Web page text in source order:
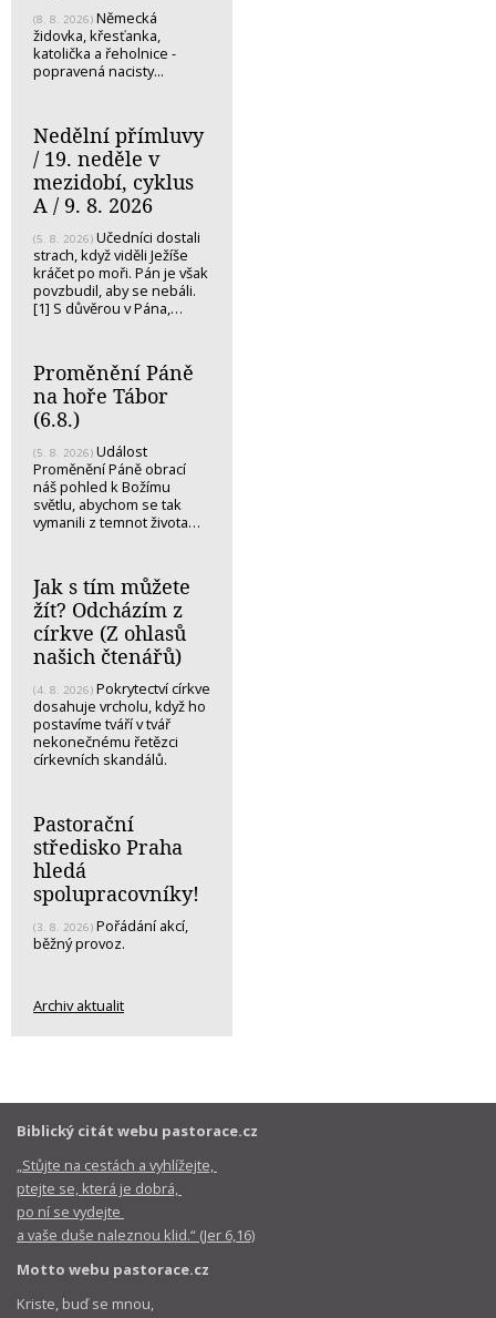
(8. 8. 2026) Německá
židovka, křesťanka,
katolička a řeholnice -
popravená nacisty...
Nedělní přímluvy
/ 19. neděle v
mezidobí, cyklus
A / 9. 8. 2026
(5. 8. 2026) Učedníci dostali
strach, když viděli Ježíše
kráčet po moři. Pán je však
povzbudil, aby se nebáli.
[1] S důvěrou v Pána,…
Proměnění Páně
na hoře Tábor
(6.8.)
(5. 8. 2026) Událost
Proměnění Páně obrací
náš pohled k Božímu
světlu, abychom se tak
vymanili z temnot života…
Jak s tím můžete
žít? Odcházím z
církve (Z ohlasů
našich čtenářů)
(4. 8. 2026) Pokrytectví církve
dosahuje vrcholu, když ho
postavíme tváří v tvář
nekonečnému řetězci
církevních skandálů.
Pastorační
středisko Praha
hledá
spolupracovníky!
(3. 8. 2026) Pořádání akcí,
běžný provoz.
Archiv aktualit
Biblický citát webu pastorace.cz
„Stůjte na cestách a vyhlížejte,
ptejte se, která je dobrá,
po ní se vydejte
a vaše duše naleznou klid.“ (Jer 6,16)
Motto webu pastorace.cz
Kriste, buď se mnou,